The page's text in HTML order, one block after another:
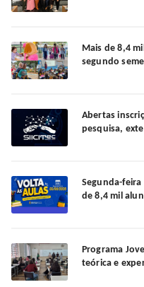
Mais de 8,4
segundo
Abertas
pesquisa,
Segunda-
de 8,4 mil
Programa
teórica e